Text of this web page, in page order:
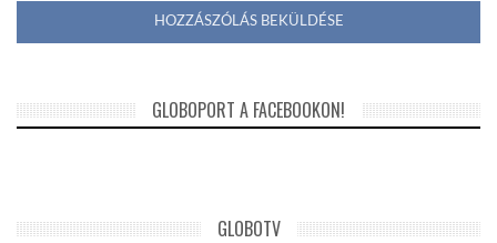
GLOBOPORT A FACEBOOKON!
GLOBOTV